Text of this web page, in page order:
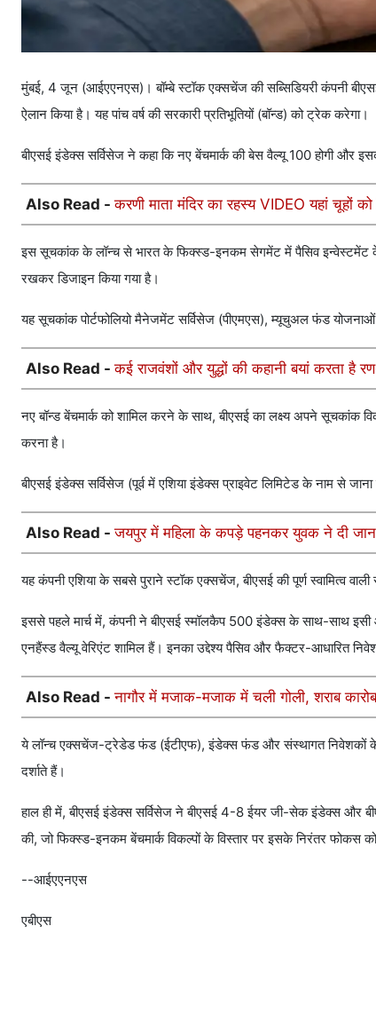
मुंबई, 4 जून (आईएएनएस)। बॉम्बे स्टॉक एक्सचेंज की सब्सिडियरी कंपनी
ऐलान किया है। यह पांच वर्ष की सरकारी प्रतिभूतियों (बॉन्ड) को ट्रेक करेगा।
बीएसई इंडेक्स सर्विसेज ने कहा कि नए बेंचमार्क की बेस वैल्यू 100 होगी और
Also Read -करणी माता मंदिर का रहस्य VIDEO यहां चूहों
इस सूचकांक के लॉन्च से भारत के फिक्स्ड-इनकम सेगमेंट में पैसिव
रखकर डिजाइन किया गया है।
यह सूचकांक पोर्टफोलियो मैनेजमेंट सर्विसेज (पीएमएस), म्यूचुअल फंड
Also Read -कई राजवंशों और युद्धों की कहानी बयां करता है
नए बॉन्ड बेंचमार्क को शामिल करने के साथ, बीएसई का लक्ष्य अपने सूचकांक
करना है।
बीएसई इंडेक्स सर्विसेज (पूर्व में एशिया इंडेक्स प्राइवेट लिमिटेड के नाम से
Also Read -जयपुर में महिला के कपड़े पहनकर युवक ने दी
यह कंपनी एशिया के सबसे पुराने स्टॉक एक्सचेंज, बीएसई की पूर्ण स्वामित्व
इससे पहले मार्च में, कंपनी ने बीएसई स्मॉलकैप 500 इंडेक्स के साथ-साथ इसी
एनहैंस्ड वैल्यू वेरिएंट शामिल हैं। इनका उद्देश्य पैसिव और फैक्टर-आधारित
Also Read -नागौर में मजाक-मजाक में चली गोली, शराब
ये लॉन्च एक्सचेंज-ट्रेडेड फंड (ईटीएफ), इंडेक्स फंड और संस्थागत निवेशकों के
दर्शाते हैं।
हाल ही में, बीएसई इंडेक्स सर्विसेज ने बीएसई 4-8 ईयर जी-सेक इंडेक्स और
की, जो फिक्स्ड-इनकम बेंचमार्क विकल्पों के विस्तार पर इसके निरंतर फोकस को
--आईएएनएस
एबीएस